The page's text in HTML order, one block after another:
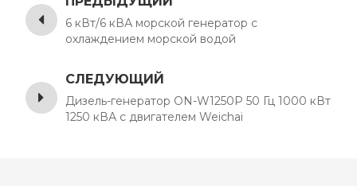
6 кВт/6 кВА морской генератор с
охлаждением морской водой
СЛЕДУЮЩИЙ
Дизель-генератор ON-W1250P 50 Гц 1000 кВт
1250 кВА с двигателем Weichai